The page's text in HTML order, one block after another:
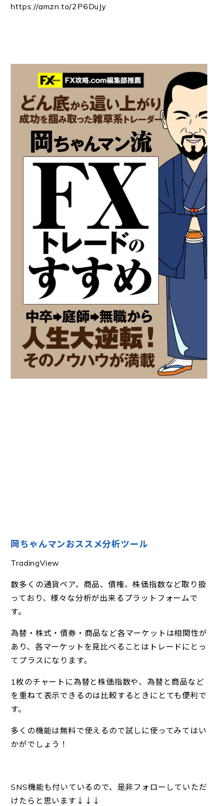
https://amzn.to/2P6DuJy
岡ちゃんマンおススメ分析ツール
TradingView
数多くの通貨ペア、商品、債権、株価指数など取り扱
っており、様々な分析が出来るプラットフォームで
す。
為替・株式・債券・商品など各マーケットは相関性が
あり、各マーケットを見比べることはトレードにとっ
てプラスになります。
1枚のチャートに為替と株価指数や、為替と商品など
を重ねて表示できるのは比較するときにとても便利で
す。
多くの機能は無料で使えるので試しに使ってみてはい
かがでしょう！
SNS機能も付いているので、是非フォローしていただ
けたらと思います↓↓↓